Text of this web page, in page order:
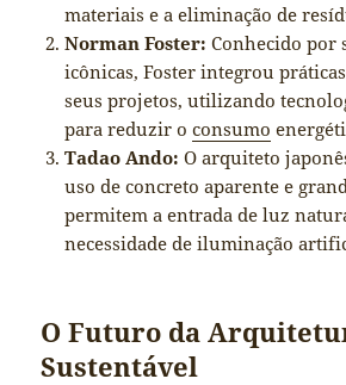
materiais e a eliminação de
Norman Foster: Conhecido por
icônicas, Foster integrou
seus projetos, utilizando
para reduzir oconsumo
Tadao Ando: O arquiteto
uso de concreto aparente e
permitem a entrada de luz
necessidade de iluminação
O Futuro da
Sustentável